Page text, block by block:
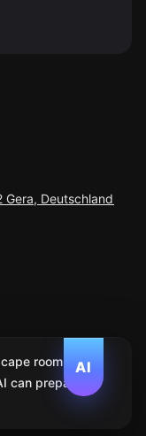
Deutschland
AI
room. We
can prepare